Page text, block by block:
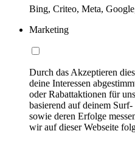
Bing, Criteo, Meta,
Marketing
Durch das Akzeptieren
deine Interessen
oder Rabattaktionen für
basierend auf deinem
sowie deren Erfolge
wir auf dieser Webseite